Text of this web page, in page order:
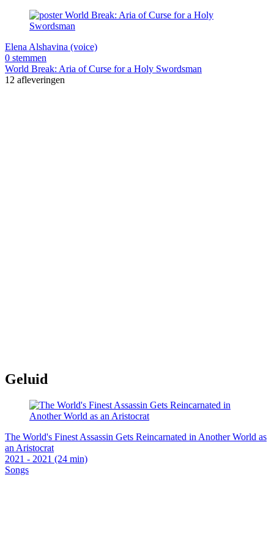
Elena Alshavina (voice)
0 stemmen
World Break: Aria of Curse for a Holy Swordsman
12 afleveringen
Geluid
The World's Finest Assassin Gets Reincarnated in Another World as
an Aristocrat
2021 - 2021 (24 min)
Songs